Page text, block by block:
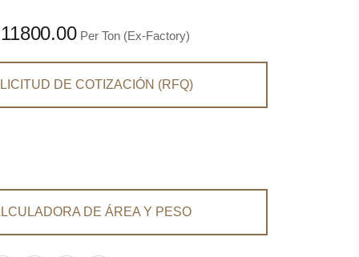
Per Ton (Ex-Factory)
DE COTIZACIÓN (RFQ)
DE ÁREA Y PESO